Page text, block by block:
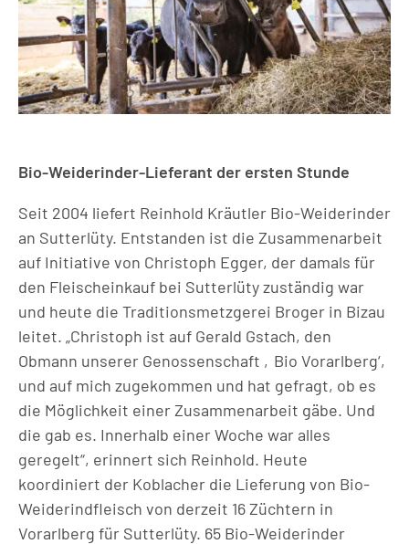
Bio-Weiderinder-Lieferant der ersten Stunde
Seit 2004 liefert Reinhold Kräutler Bio-Weiderinder
an Sutterlüty. Entstanden ist die Zusammenarbeit
auf Initiative von Christoph Egger, der damals für
den Fleischeinkauf bei Sutterlüty zuständig war
und heute die Traditionsmetzgerei Broger in Bizau
leitet. „Christoph ist auf Gerald Gstach, den
Obmann unserer Genossenschaft ‚Bio Vorarlberg‘,
und auf mich zugekommen und hat gefragt, ob es
die Möglichkeit einer Zusammenarbeit gäbe. Und
die gab es. Innerhalb einer Woche war alles
geregelt“, erinnert sich Reinhold. Heute
koordiniert der Koblacher die Lieferung von Bio-
Weiderindfleisch von derzeit 16 Züchtern in
Vorarlberg für Sutterlüty. 65 Bio-Weiderinder